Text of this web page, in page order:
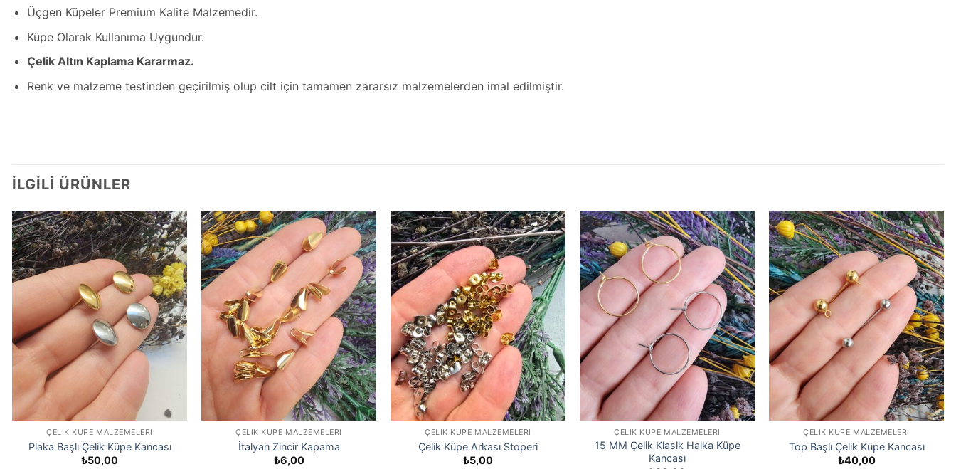
Üçgen Küpeler Premium Kalite Malzemedir.
Küpe Olarak Kullanıma Uygundur.
Çelik Altın Kaplama Kararmaz.
Renk ve malzeme testinden geçirilmiş olup cilt için tamamen zararsız malzemelerden imal edilmiştir.
İLGILI ÜRÜNLER
ÇELIK KÜPE MALZEMELERI
Plaka Başlı Çelik Küpe Kancası
₺50,00
ÇELIK KÜPE MALZEMELERI
İtalyan Zincir Kapama
₺6,00
ÇELIK KÜPE MALZEMELERI
Çelik Küpe Arkası Stoperi
₺5,00
ÇELIK KÜPE MALZEMELERI
15 MM Çelik Klasik Halka Küpe
Kancası
ÇELIK KÜPE MALZEMELERI
Top Başlı Çelik Küpe Kancası
₺40,00